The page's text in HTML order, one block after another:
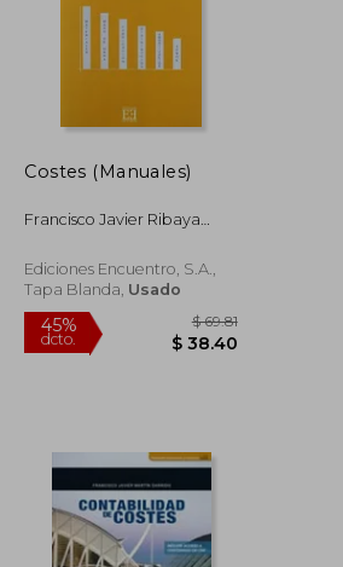
$ 36.56
Costes (Manuales)
Francisco Javier Ribaya
Ediciones Encuentro, S.A.,
Tapa Blanda, Usado
45%
dcto.